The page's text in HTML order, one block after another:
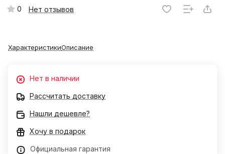
0 Нет отзывов
ХарактеристикиОписание
Нет в наличии
Рассчитать доставку
Нашли дешевле?
Хочу в подарок
Официальная гарантия